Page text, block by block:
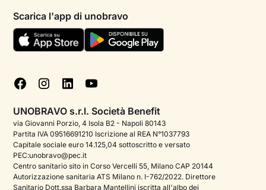
Aiuto urgente
FAQ
Podcast di psicologia
Corporate
Psicologo italiano all'estero
Approfondimenti sulla salute mentale
Termini e condizioni
Informativa Privacy
Cookie policy
Gestisci cookie
Scarica l'app di unobravo
UNOBRAVO s.r.l. Società Benefit
via Giovanni Porzio, 4 Isola B2 - Napoli 80143
Partita IVA 09516691210 Iscrizione al REA N°1037793
Capitale sociale euro 14.125,04 sottoscritto e versato
PEC:unobravo@pec.it
Centro sanitario sito in Corso Vercelli 55, Milano CAP 20144
Autorizzazione sanitaria ATS Milano n. I-762/2022. Direttore
Sanitario Dott.ssa Barbara Mantellini iscritta all'albo dei